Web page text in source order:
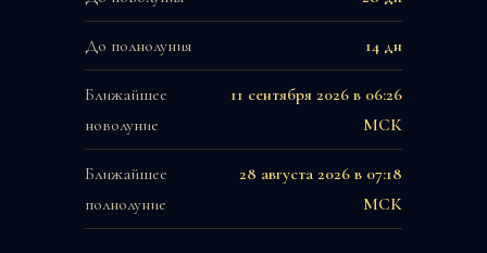
До полнолуния 14 дн
Ближайшее
новолуние
11 сентября 2026 в 06:26
МСК
Ближайшее
полнолуние
28 августа 2026 в 07:18
МСК